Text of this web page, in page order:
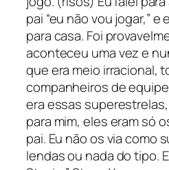
pai “eu não vou jogar,” e
para casa. Foi
aconteceu uma vez e
que era meio irracional,
companheiros de
era essas superestrelas,
para mim, eles eram só
pai. Eu não os via como
lendas ou nada do tipo.